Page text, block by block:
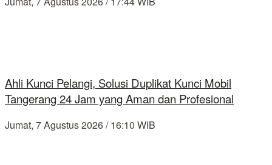
Ahli Kunci Pelangi, Solusi Duplikat Kunci Mobil
Tangerang 24 Jam yang Aman dan Profesional
Jumat, 7 Agustus 2026 / 16:10 WIB